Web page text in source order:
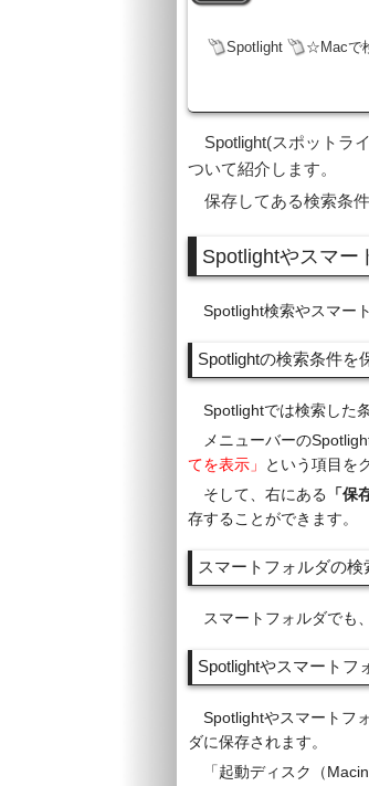
Spotlight ☆Macで
Spotlight(スポットラ
ついて紹介します。
保存してある検索条
Spotlightやスマー
Spotlight検索やスマー
Spotlightの検索条件を
Spotlightでは検索した
メニューバーの
てを表示」
という項目を
そして、右にある
「保
存することができます。
スマートフォルダの
スマートフォルダでも
Spotlightやスマートフ
Spotlightやスマートフ
ダに保存されます。
「起動ディスク（